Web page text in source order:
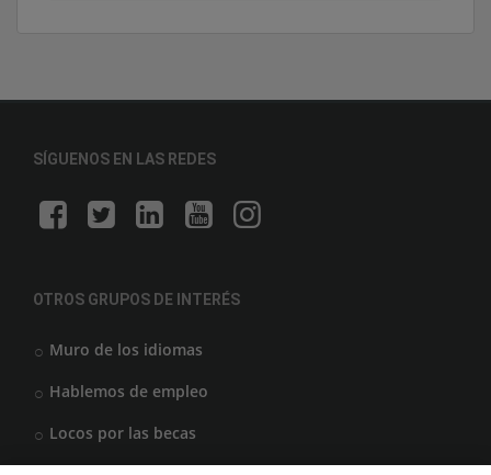
SÍGUENOS EN LAS REDES
OTROS GRUPOS DE INTERÉS
Muro de los idiomas
Hablemos de empleo
Locos por las becas